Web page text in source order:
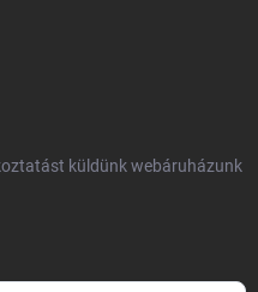
küldünk webáruházunk